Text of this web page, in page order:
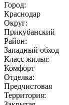
Город:
Краснодар
Округ:
Прикубанский
Район:
Западный обход
Класс жилья:
Комфорт
Отделка:
Предчистовая
Территория: